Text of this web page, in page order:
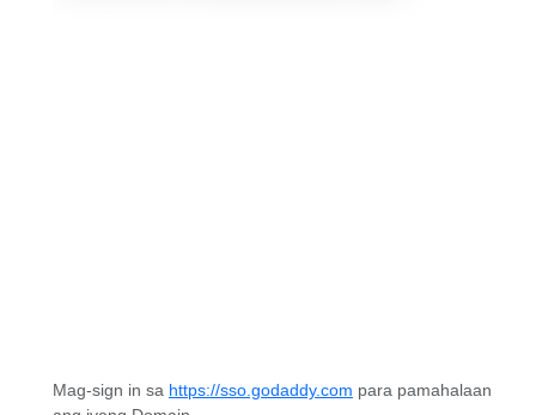
Mag-sign in sa https://sso.godaddy.com para pamahalaan